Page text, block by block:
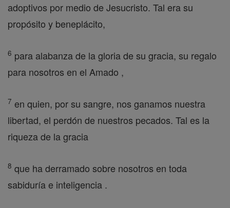
adoptivos por medio de Jesucristo. Tal era su
propósito y beneplácito,
6 para alabanza de la gloria de su gracia, su regalo
para nosotros en el Amado ,
7 en quien, por su sangre, nos ganamos nuestra
libertad, el perdón de nuestros pecados. Tal es la
riqueza de la gracia
8 que ha derramado sobre nosotros en toda
sabiduría e inteligencia .